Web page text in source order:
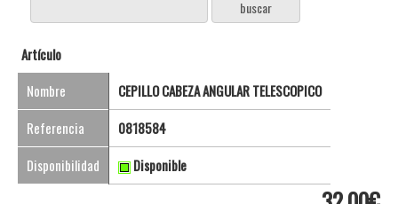
Artículo
Nombre
CEPILLO CABEZA ANGULAR TELESCOPICO
Referencia
0818584
Disponibilidad
Disponible